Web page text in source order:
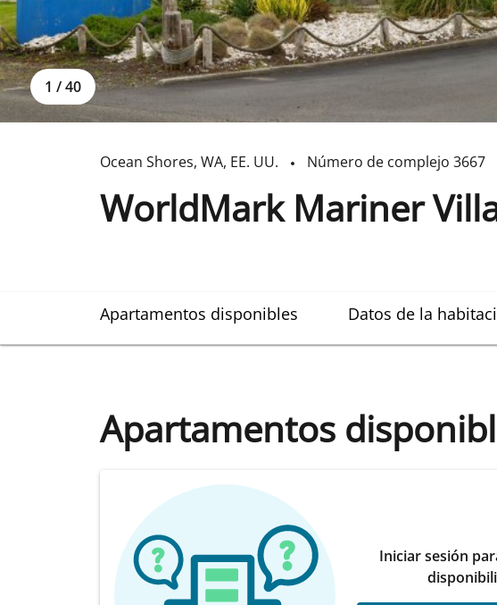
1 / 40
Ocean Shores, WA, EE. UU. Número de complejo 3667
WorldMark Mariner
Apartamentos disponibles Datos de la
Apartamentos
Iniciar sesión